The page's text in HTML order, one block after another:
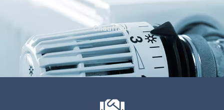
Chauffage